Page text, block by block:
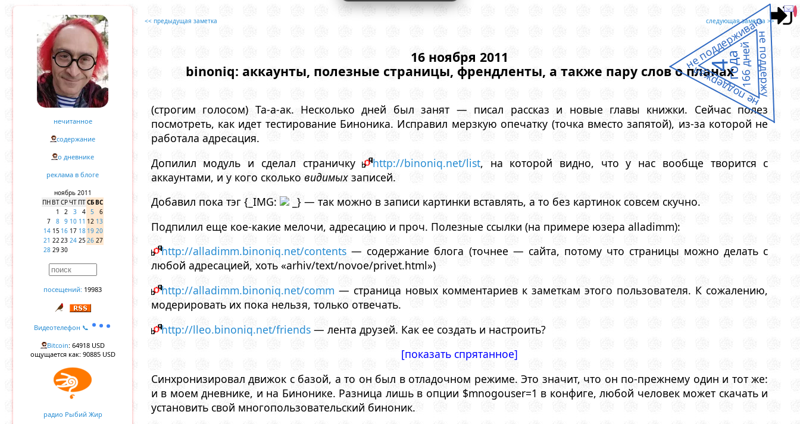
нечитанное
содержание
о дневнике
реклама в блоге
ноябрь 2011
ПН ВТСРЧТ ПТСБВС
1
2 3 4 5
6
7
8 9 10 11 12 13
14 15 16 17 18 19 20
21 2223 24 2526 27
28 2930
посещений: 19983
Видеотелефон 📞
Bitcoin: 64918 USD
ощущается как: 90885 USD
радио Рыбий Жир
<< предыдущая заметка следующая заметка >>
16 ноября 2011
binoniq: аккаунты, полезные страницы, френдленты, а также пару слов о планах
(строгим голосом) Та-а-ак. Несколько дней был занят — писал рассказ и новые главы книжки. Сейчас полез
посмотреть, как идет тестирование Биноника. Исправил мерзкую опечатку (точка вместо запятой), из-за которой не
работала адресация.
Допилил модуль и сделал страничку
http://binoniq.net/list, на которой видно, что у нас вообще творится с
аккаунтами, и у кого сколько видимыхзаписей.
Добавил пока тэг {_IMG:
_} — так можно в записи картинки вставлять, а то без картинок совсем скучно.
Подпилил еще кое-какие мелочи, адресацию и проч. Полезные ссылки (на примере юзера alladimm):
http://alladimm.binoniq.net/contents — содержание блога (точнее — сайта, потому что страницы можно делать с
любой адресацией, хоть «arhiv/text/novoe/privet.html»)
http://alladimm.binoniq.net/comm — страница новых комментариев к заметкам этого пользователя. К сожалению,
модерировать их пока нельзя, только отвечать.
http://lleo.binoniq.net/friends — лента друзей. Как ее создать и настроить?
[показать спрятанное]
Синхронизировал движок с базой, а то он был в отладочном режиме. Это значит, что он по-прежнему один и тот же:
и в моем дневнике, и на Бинонике. Разница лишь в опции $mnogouser=1 в конфиге, любой человек может скачать и
установить свой многопользовательский биноник.
не поддержал
не поддерживаюне поддержу
4
года166 дней